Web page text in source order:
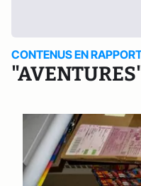
CONTENUS EN